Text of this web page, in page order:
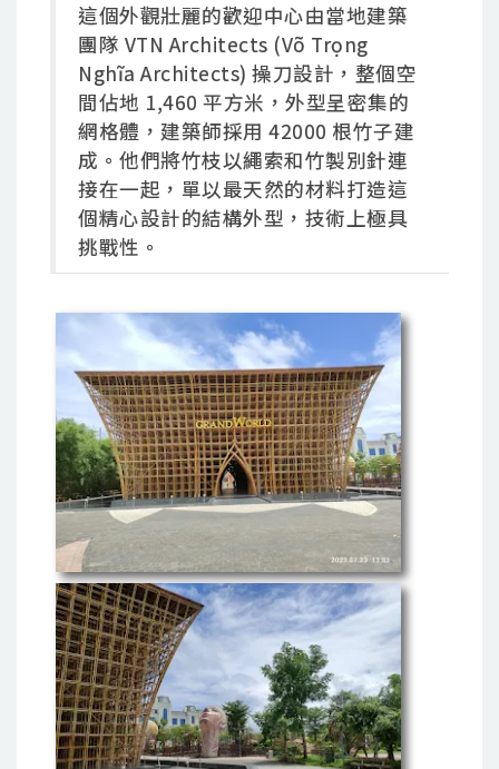
這個外觀壯麗的歡迎中心由當地建築
團隊 VTN Architects (Võ Trọng
Nghĩa Architects) 操刀設計，整個空
間佔地 1,460 平方米，外型呈密集的
網格體，建築師採用 42000 根竹子建
成。他們將竹枝以繩索和竹製別針連
接在一起，單以最天然的材料打造這
個精心設計的結構外型，技術上極具
挑戰性。